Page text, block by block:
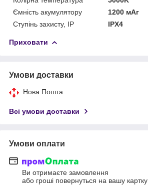
Ємність акумулятору
1200 мАг
Ступінь захисту, IP
IPX4
Приховати
Умови доставки
Нова Пошта
Всі умови доставки
Умови оплати
Ви отримаєте замовлення
або гроші повернуться на вашу картку